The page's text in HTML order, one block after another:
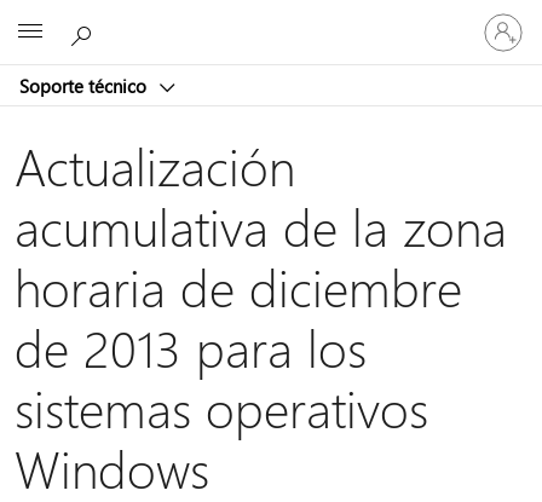
Soporte técnico
Iniciar
sesión
en
cuenta
Actualización
acumulativa de la zona
horaria de diciembre
de 2013 para los
sistemas operativos
Windows